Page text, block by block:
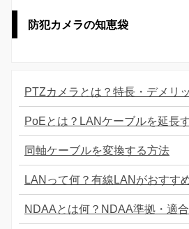
防犯カメラの知恵袋
PTZカメラとは？特長・デメリ
PoEとは？LANケーブルを延長
同軸ケーブルを変換する方法
LANって何？有線LANがおすす
NDAAとは何？NDAA準拠・適